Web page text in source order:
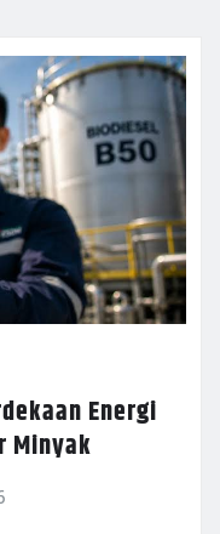
Energi
Minyak